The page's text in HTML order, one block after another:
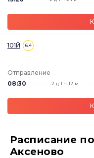
101Й 6.4
Отправление
08:30
2 д 1 ч 12 м
Расписание
Аксеново